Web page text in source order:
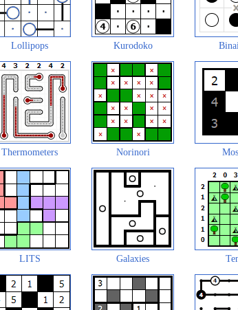
Lollipops Kurodoko
Thermometers Norinori
LITS Galaxies